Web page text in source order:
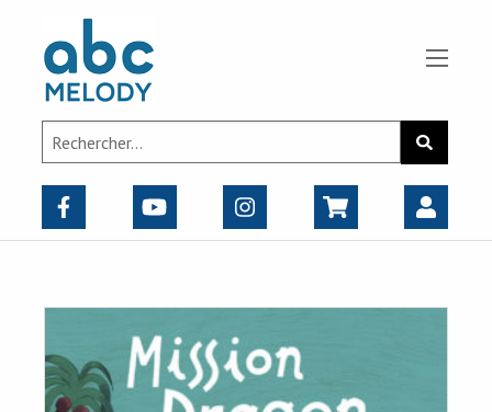
Search
for:
Panneau de gestion des cookies